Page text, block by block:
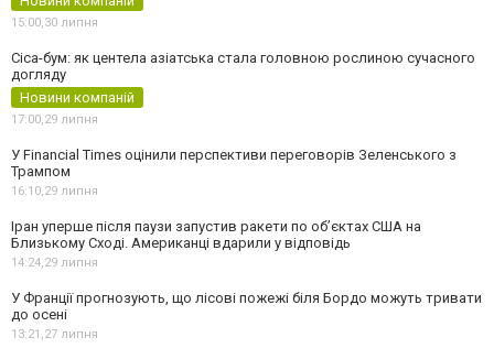
15:00,30 липня
Cica-бум: як центела азіатська стала головною рослиною сучасного
догляду
Новини компаній
17:00,29 липня
У Financial Times оцінили перспективи переговорів Зеленського з
Трампом
16:10,29 липня
Іран уперше після паузи запустив ракети по обʼєктах США на
Близькому Сході. Американці вдарили у відповідь
14:24,29 липня
У Франції прогнозують, що лісові пожежі біля Бордо можуть тривати
до осені
13:21,27 липня